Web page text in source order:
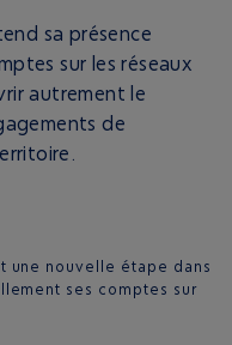
sa présence
sur les réseaux
autrement le
de
une nouvelle étape dans
ses comptes sur